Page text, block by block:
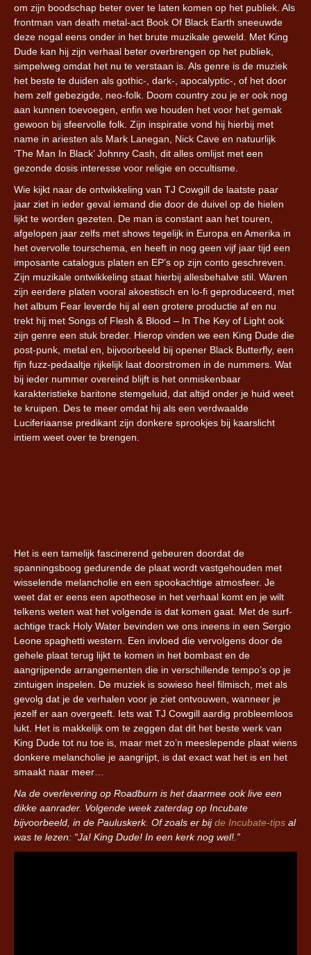
om zijn boodschap beter over te laten komen op het publiek. Als
frontman van death metal-act Book Of Black Earth sneeuwde
deze nogal eens onder in het brute muzikale geweld. Met King
Dude kan hij zijn verhaal beter overbrengen op het publiek,
simpelweg omdat het nu te verstaan is. Als genre is de muziek
het beste te duiden als gothic-, dark-, apocalyptic-, of het door
hem zelf gebezigde, neo-folk. Doom country zou je er ook nog
aan kunnen toevoegen, enfin we houden het voor het gemak
gewoon bij sfeervolle folk. Zijn inspiratie vond hij hierbij met
name in ariesten als Mark Lanegan, Nick Cave en natuurlijk
‘The Man In Black’ Johnny Cash, dit alles omlijst met een
gezonde dosis interesse voor religie en occultisme.
Wie kijkt naar de ontwikkeling van TJ Cowgill de laatste paar
jaar ziet in ieder geval iemand die door de duivel op de hielen
lijkt te worden gezeten. De man is constant aan het touren,
afgelopen jaar zelfs met shows tegelijk in Europa en Amerika in
het overvolle tourschema, en heeft in nog geen vijf jaar tijd een
imposante catalogus platen en EP’s op zijn conto geschreven.
Zijn muzikale ontwikkeling staat hierbij allesbehalve stil. Waren
zijn eerdere platen vooral akoestisch en lo-fi geproduceerd, met
het album Fear leverde hij al een grotere productie af en nu
trekt hij met Songs of Flesh & Blood – In The Key of Light ook
zijn genre een stuk breder. Hierop vinden we een King Dude die
post-punk, metal en, bijvoorbeeld bij opener Black Butterfly, een
fijn fuzz-pedaaltje rijkelijk laat doorstromen in de nummers. Wat
bij ieder nummer overeind blijft is het onmiskenbaar
karakteristieke baritone stemgeluid, dat altijd onder je huid weet
te kruipen. Des te meer omdat hij als een verdwaalde
Luciferiaanse predikant zijn donkere sprookjes bij kaarslicht
intiem weet over te brengen.
Het is een tamelijk fascinerend gebeuren doordat de
spanningsboog gedurende de plaat wordt vastgehouden met
wisselende melancholie en een spookachtige atmosfeer. Je
weet dat er eens een apotheose in het verhaal komt en je wilt
telkens weten wat het volgende is dat komen gaat. Met de surf-
achtige track Holy Water bevinden we ons ineens in een Sergio
Leone spaghetti western. Een invloed die vervolgens door de
gehele plaat terug lijkt te komen in het bombast en de
aangrijpende arrangementen die in verschillende tempo’s op je
zintuigen inspelen. De muziek is sowieso heel filmisch, met als
gevolg dat je de verhalen voor je ziet ontvouwen, wanneer je
jezelf er aan overgeeft. Iets wat TJ Cowgill aardig probleemloos
lukt. Het is makkelijk om te zeggen dat dit het beste werk van
King Dude tot nu toe is, maar met zo’n meeslepende plaat wiens
donkere melancholie je aangrijpt, is dat exact wat het is en het
smaakt naar meer…
Na de overlevering op Roadburn is het daarmee ook live een
dikke aanrader. Volgende week zaterdag op Incubate
bijvoorbeeld, in de Pauluskerk. Of zoals er bijde Incubate-tips al
was te lezen: “Ja! King Dude! In een kerk nog wel!.”